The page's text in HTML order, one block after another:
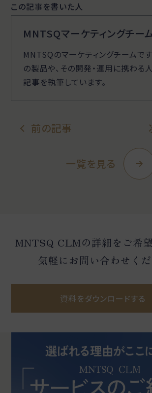
この記事を書いた人
MNTSQマーケティングチー
MNTSQのマーケティングチームで
の製品や、その開発・運用に携わる
記事を執筆しています。
前の記事
一覧を見る
MNTSQ CLMの詳細をご希
気軽にお問い合わせくだ
資料をダウンロードする